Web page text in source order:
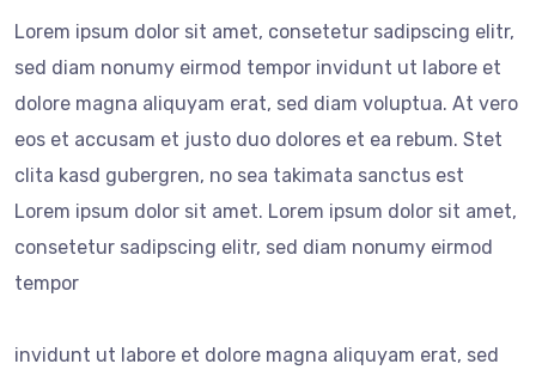
Lorem ipsum dolor sit amet, consetetur sadipscing elitr,
sed diam nonumy eirmod tempor invidunt ut labore et
dolore magna aliquyam erat, sed diam voluptua. At vero
eos et accusam et justo duo dolores et ea rebum. Stet
clita kasd gubergren, no sea takimata sanctus est
Lorem ipsum dolor sit amet. Lorem ipsum dolor sit amet,
consetetur sadipscing elitr, sed diam nonumy eirmod
tempor
invidunt ut labore et dolore magna aliquyam erat, sed